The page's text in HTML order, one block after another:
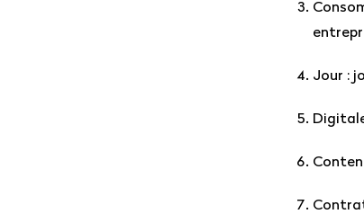
Jour :